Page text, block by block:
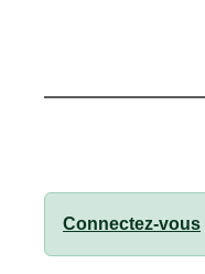
Connectez-vous